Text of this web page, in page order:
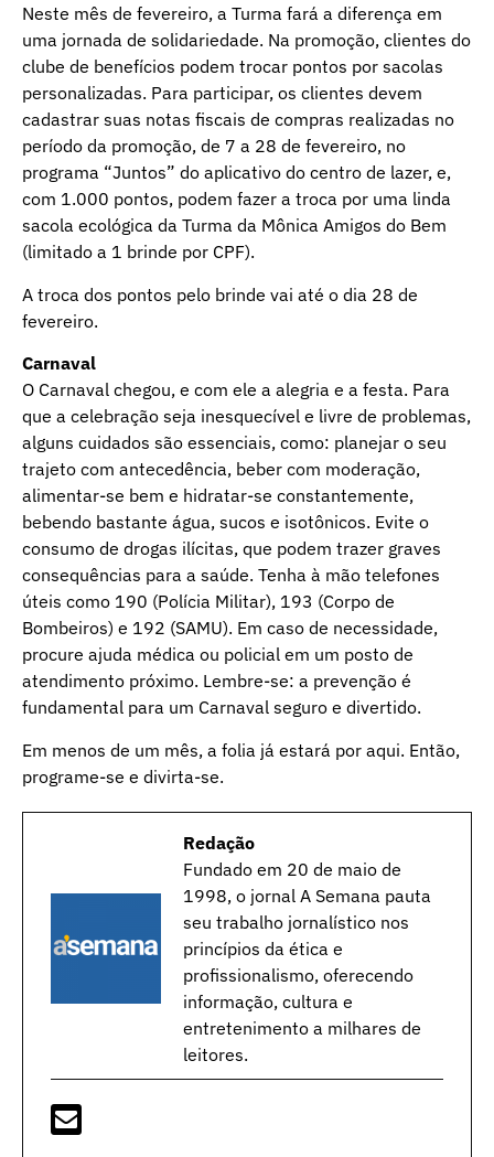
Neste mês de fevereiro, a Turma fará a diferença em
uma jornada de solidariedade. Na promoção, clientes do
clube de benefícios podem trocar pontos por sacolas
personalizadas. Para participar, os clientes devem
cadastrar suas notas fiscais de compras realizadas no
período da promoção, de 7 a 28 de fevereiro, no
programa “Juntos” do aplicativo do centro de lazer, e,
com 1.000 pontos, podem fazer a troca por uma linda
sacola ecológica da Turma da Mônica Amigos do Bem
(limitado a 1 brinde por CPF).
A troca dos pontos pelo brinde vai até o dia 28 de
fevereiro.
Carnaval
O Carnaval chegou, e com ele a alegria e a festa. Para
que a celebração seja inesquecível e livre de problemas,
alguns cuidados são essenciais, como: planejar o seu
trajeto com antecedência, beber com moderação,
alimentar-se bem e hidratar-se constantemente,
bebendo bastante água, sucos e isotônicos. Evite o
consumo de drogas ilícitas, que podem trazer graves
consequências para a saúde. Tenha à mão telefones
úteis como 190 (Polícia Militar), 193 (Corpo de
Bombeiros) e 192 (SAMU). Em caso de necessidade,
procure ajuda médica ou policial em um posto de
atendimento próximo. Lembre-se: a prevenção é
fundamental para um Carnaval seguro e divertido.
Em menos de um mês, a folia já estará por aqui. Então,
programe-se e divirta-se.
Redação
Fundado em 20 de maio de
1998, o jornal A Semana pauta
seu trabalho jornalístico nos
princípios da ética e
profissionalismo, oferecendo
informação, cultura e
entretenimento a milhares de
leitores.